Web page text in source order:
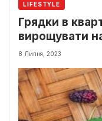
LIFESTYLE
Грядки в
вирощувати
8 Липня, 2023